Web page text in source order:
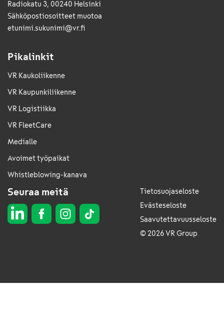
Radiokatu 3, 00240 Helsinki
Sähkö­posti­osoitteet muotoa
etunimi.sukunimi@vr.fi
Pikalinkit
VR Kaukoliikenne
VR Kaupunkiliikenne
VR Logistiikka
VR FleetCare
Medialle
Avoimet työpaikat
Whistleblowing-kanava
Seuraa meitä
Tietosuojaseloste
Evästeseloste
Saavutettavuusseloste
© 2026 VR Group